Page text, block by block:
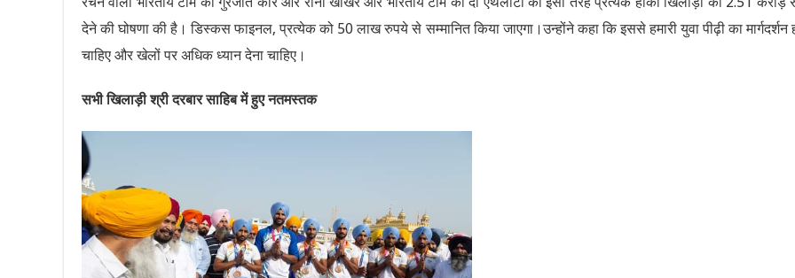
देने की घोषणा की है। डिस्कस फाइनल, प्रत्येक को 50 लाख रुपये से सम्मानित किया जाएगा।उन्होंने कहा कि इससे हमारी युवा पीढ़ी का मार्गदर्शन
चाहिए और खेलों पर अधिक ध्यान देना चाहिए।
सभी खिलाड़ी श्री दरबार साहिब में हुए नतमस्तक